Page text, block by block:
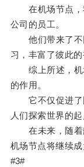
在机场节点，
公司的员工。
他们带来了不
习，丰富了彼此的
综上所述，机
的作用。
它不仅促进了
人们探索世界的起
在未来，随着
机场节点将继续
#3#